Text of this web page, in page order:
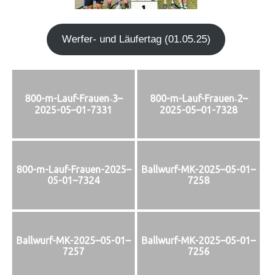
Wer­fer- und Läu­fer­tag (01.05.25)
800-m-Lauf-Frauen‑3–
2025-05–01-7331
800-m-Lauf-Frauen‑2–
2025-05–01-7328
800-m-Lauf-Frauen-2025–
05-01–7324
Ballwurf-MK-2025–05-01–
7258
Ballwurf-MK-2025–05-01–
7257
Ballwurf-MK-2025–05-01–
7256